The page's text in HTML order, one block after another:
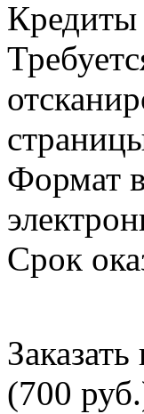
Кредиты
Формат
Срок
(700